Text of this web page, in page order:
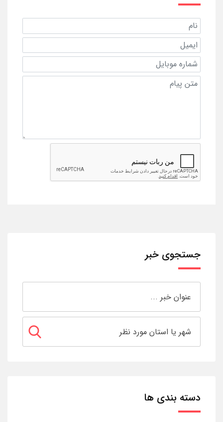
جستجوی خبر
دسته بندی ها